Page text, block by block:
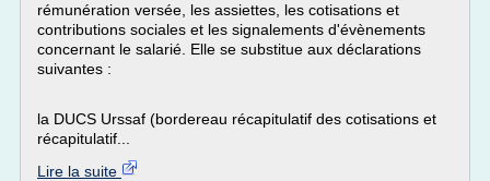
rémunération versée, les assiettes, les cotisations et
contributions sociales et les signalements d'évènements
concernant le salarié. Elle se substitue aux déclarations
suivantes :
la DUCS Urssaf (bordereau récapitulatif des cotisations et
récapitulatif...
Lire la suite